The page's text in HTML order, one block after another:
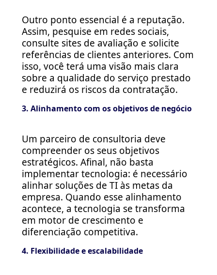
Outro ponto essencial é a reputação.
Assim, pesquise em redes sociais,
consulte sites de avaliação e solicite
referências de clientes anteriores. Com
isso, você terá uma visão mais clara
sobre a qualidade do serviço prestado
e reduzirá os riscos da contratação.
3. Alinhamento com os objetivos de negócio
Um parceiro de consultoria deve
compreender os seus objetivos
estratégicos. Afinal, não basta
implementar tecnologia: é necessário
alinhar soluções de TI às metas da
empresa. Quando esse alinhamento
acontece, a tecnologia se transforma
em motor de crescimento e
diferenciação competitiva.
4. Flexibilidade e escalabilidade